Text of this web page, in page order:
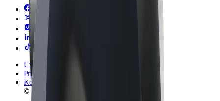
Uvjeti i odredbe
Privatnost
Kolačići
© 2026 Bolt Technology OÜ